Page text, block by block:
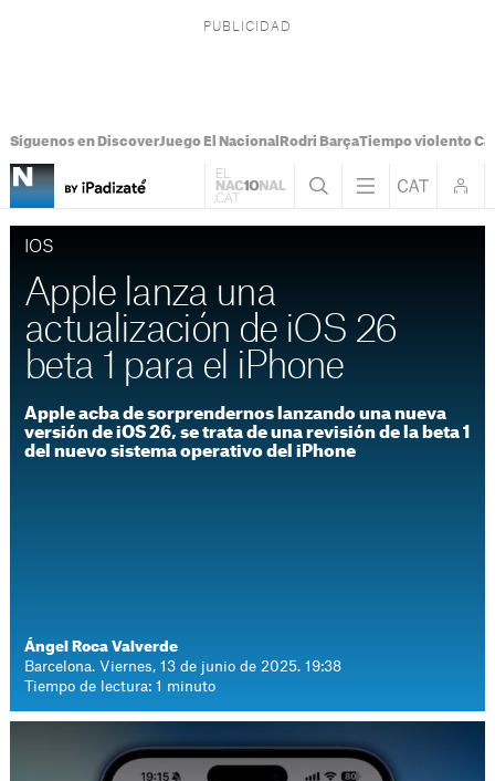
Síguenos en DiscoverJuego El Nacional Rodri BarçaTiempo violento
IOS
Apple lanza una
actualización de iOS 26
beta 1 para el iPhone
Apple acba de sorprendernos lanzando una nueva
versión de iOS 26, se trata de una revisión de la beta 1
del nuevo sistema operativo del iPhone
Ángel Roca Valverde
Barcelona. Viernes, 13 de junio de 2025. 19:38
Tiempo de lectura: 1 minuto